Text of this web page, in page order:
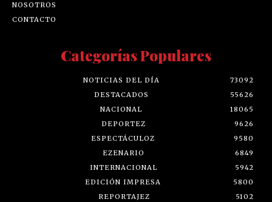
NOSOTROS
CONTACTO
Categorías Populares
NOTICIAS DEL DÍA
73092
DESTACADOS
55626
NACIONAL
18065
DEPORTEZ
9626
ESPECTÁCULOZ
9580
EZENARIO
6849
INTERNACIONAL
5942
EDICIÓN IMPRESA
5800
REPORTAJEZ
5102